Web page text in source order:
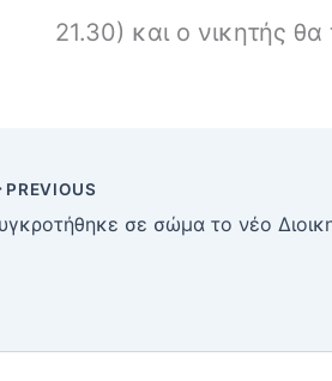
21.30) και ο νικητής
PREVIOUS